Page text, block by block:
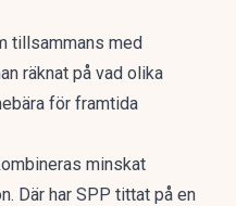
tillsammans med
räknat på vad olika
för framtida
minskat
Där har SPP tittat på en